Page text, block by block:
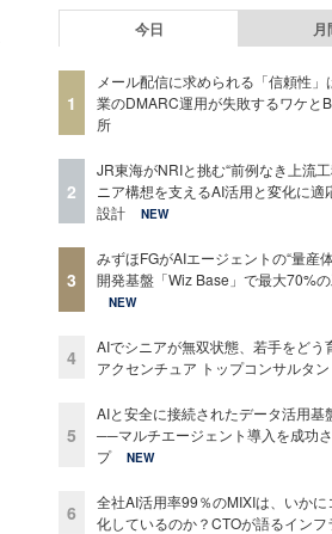
今日 月
1
メール配信に求められる「信頼性」
業のDMARC運用が失敗するワケと
所
2
JR東海がNRIと挑む“前例なき上流
ニア構想を支えるAI活用と変化に適
設計
NEW
3
みずほFGがAIエージェントの“量産
開発基盤「Wiz Base」で最大70%
NEW
4
AIでシニアが無双状態、若手をどう
アクセンチュア トップコンサルタン
5
AIと安全に接続されたデータ活用基
──マルチエージェント導入を成功
プ
NEW
6
全社AI活用率99％のMIXIは、いかに
化しているのか？CTOが語るインフ